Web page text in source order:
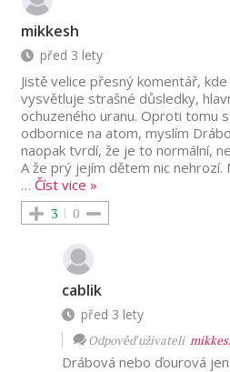
mikkesh
před 3 lety
Jistě velice přesný komentář,
vysvětluje strašné důsledky,
ochuzeného uranu. Oproti tomu
odbornice na atom, myslím
naopak tvrdí, že je to normální,
A že prý jejím dětem nic nehrozí.
… Číst vice »
3 0
cablik
před 3 lety
Odpověď uživateli
Drábová nebo ďourová